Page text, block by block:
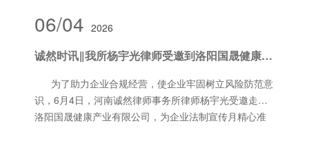
都是为当事人所看到的。两位律师在对当事人白先生的
自身权益受损时，要勇于拿起法律的武器，寻求法律***
***、务实、***的河南诚然律师事务所。 撰稿/编辑：
江志柯 审核：郭书铭 长按二维码关注
联系方式：0379-69952882 网址：
要求，更是实现高质量发展、保障国有资产保值增值的
策体系、警示案例以及龙凯矿业的具体实践路径展开，
旨在提升全员合规意识，推动合规管理体系在公司内部
有效落地，确保公司在法治轨道上行稳致远。 此次
培训紧紧围绕四个方面展开。一是企业合规的核心概
06/04 2026
诚然时讯‖我所杨宇光律师受邀到洛阳国晟健康产业有限公司开展法律合规专题培训活动
为了助力企业合规经营，使企业牢固树立风险防范意
识，6月4日，河南诚然律师事务所律师杨宇光受邀走进
洛阳国晟健康产业有限公司，为企业法制宣传月精心准